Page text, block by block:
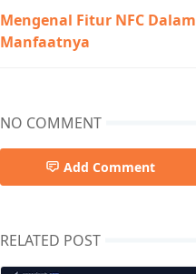
Mengenal Fitur NFC
Manfaatnya
NO COMMENT
Add Comment
RELATED POST